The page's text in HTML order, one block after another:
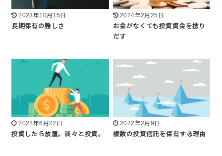
2023年10月15日
長期保有の難しさ
2024年2月25日
お金がなくても投資資金を捻り
だす
2022年6月22日
投資したら放置。淡々と投資。
2022年2月9日
複数の投資信託を保有する理由